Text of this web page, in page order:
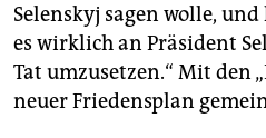
Selenskyj sagen wolle,
es wirklich an Präsident
Tat umzusetzen.“ Mit den
neuer Friedensplan